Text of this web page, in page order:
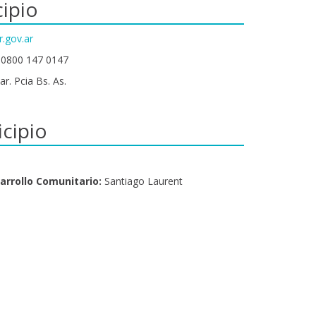
147 0147
Pcia Bs. As.
Comunitario: Santiago Laurent